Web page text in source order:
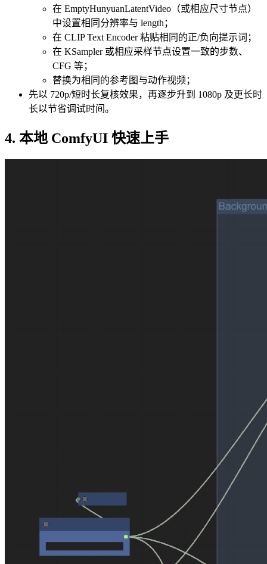
在 EmptyHunyuanLatentVideo（或相应尺寸节点）
中设置相同分辨率与 length；
在 CLIP Text Encoder 粘贴相同的正/负向提示词；
在 KSampler 或相应采样节点设置一致的步数、
CFG 等；
替换为相同的参考图与动作视频；
先以 720p/短时长复核效果，再逐步升到 1080p 及更长时
长以节省调试时间。
4. 本地 ComfyUI 快速上手